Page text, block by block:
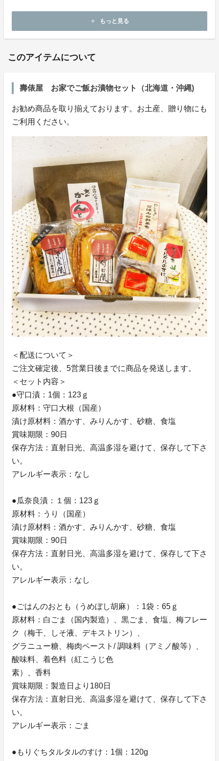
add もっと見る
このアイテムについて
壽俵屋 お家でご飯お漬物セット（北海道・沖縄)
お勧め商品を取り揃えております。お土産、贈り物にも
ご利用ください。
＜配送について＞
ご注文確定後、5営業日後までに商品を発送します。
＜セット内容＞
●守口漬：1個：123ｇ
原材料：守口大根（国産）
漬け原材料：酒かす、みりんかす、砂糖、食塩
賞味期限：90日
保存方法：直射日光、高温多湿を避けて、保存して下さ
い。
アレルギー表示：なし
●瓜奈良漬：１個：123ｇ
原材料：うり（国産）
漬け原材料：酒かす、みりんかす、砂糖、食塩
賞味期限：90日
保存方法：直射日光、高温多湿を避けて、保存して下さ
い。
アレルギー表示：なし
●ごはんのおとも（うめぼし胡麻）：1袋：65ｇ
原材料：白ごま（国内製造）、黒ごま、食塩、梅フレー
ク（梅干、しそ液、デキストリン）、
グラニュー糖、梅肉ペースト/ 調味料（アミノ酸等）、
酸味料、着色料（紅こうじ色
素）、香料
賞味期限：製造日より180日
保存方法：直射日光、高温多湿を避けて、保存して下さ
い。
アレルギー表示：ごま
●もりぐちタルタルのすけ：1個：120g